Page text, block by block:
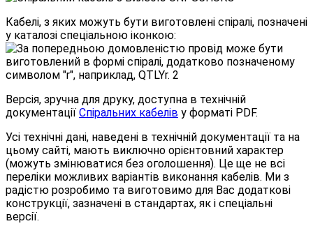
Кабелі, з яких можуть бути виготовлені спіралі, позначені
у каталозі спеціальною іконкою:
Версія, зручна для друку, доступна в технічній
документації Спіральних кабелів у форматі PDF.
Усі технічні дані, наведені в технічній документації та на
цьому сайті, мають виключно орієнтовний характер
(можуть змінюватися без оголошення). Це ще не всі
переліки можливих варіантів виконання кабелів. Ми з
радістю розробимо та виготовимо для Вас додаткові
конструкції, зазначені в стандартах, як і спеціальні
версії.